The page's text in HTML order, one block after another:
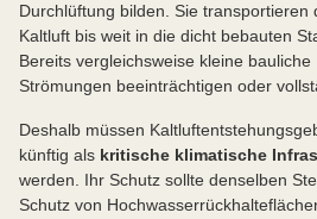
Durchlüftung bilden. Sie transportieren
Kaltluft bis weit in die dicht bebauten
Bereits vergleichsweise kleine
Strömungen beeinträchtigen oder
Deshalb müssen
künftig als kritische klimatische
werden. Ihr Schutz sollte denselben
Schutz von